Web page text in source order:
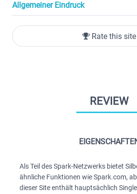
Allgemeiner Eindruck
Rate this site
REVIEW
Als Teil des Spark-Netzwerks bietet
ähnliche Funktionen wie Spark.com,
dieser Site enthält hauptsächlich